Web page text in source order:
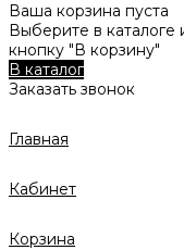
Ваша корзина пуста
Выберите в
кнопку "В корзину"
В каталог
Заказать звонок
Главная
Кабинет
Корзина